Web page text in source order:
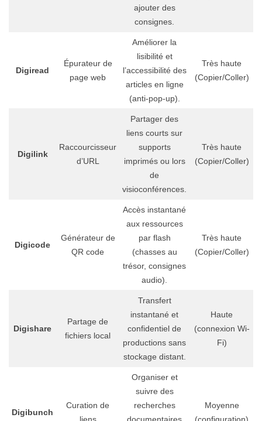
ajouter des
consignes.
Digiread
Épurateur de
page web
Améliorer la
lisibilité et
l’accessibilité des
articles en ligne
(anti-pop-up).
Très haute
(Copier/Coller)
Digilink
Raccourcisseur
d’URL
Partager des
liens courts sur
supports
imprimés ou lors
de
visioconférences.
Très haute
(Copier/Coller)
Digicode
Générateur de
QR code
Accès instantané
aux ressources
par flash
(chasses au
trésor, consignes
audio).
Très haute
(Copier/Coller)
Digishare
Partage de
fichiers local
Transfert
instantané et
confidentiel de
productions sans
stockage distant.
Haute
(connexion Wi-
Fi)
Digibunch
Curation de
Organiser et
suivre des
recherches
Moyenne